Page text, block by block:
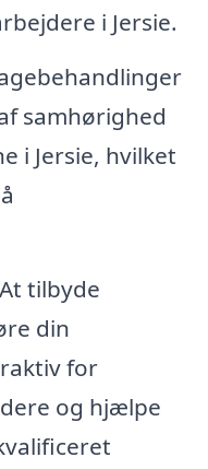
i Jersie.
samhørighed
i Jersie, hvilket
At tilbyde
din
for
og hjælpe